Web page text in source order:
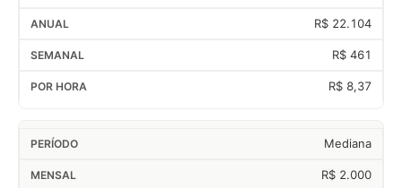
R$ 22.104
R$ 461
R$ 8,37
Mediana
R$ 2.000